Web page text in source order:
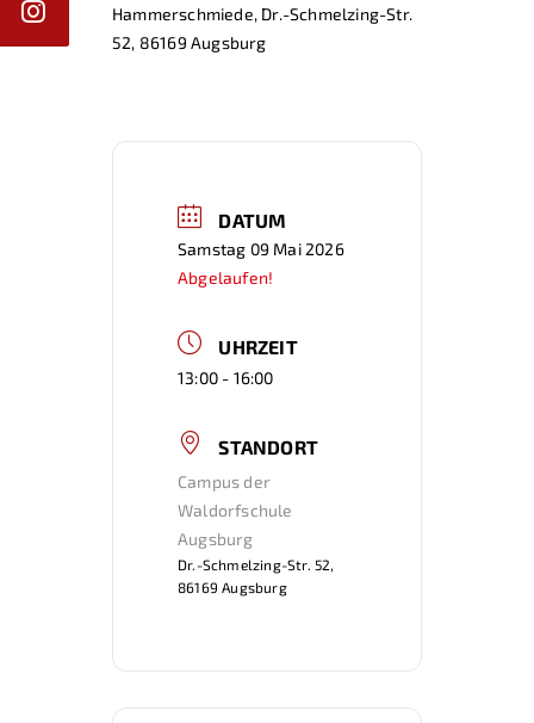
Hammerschmiede, Dr.-Schmelzing-Str.
52, 86169 Augsburg
DATUM
Samstag 09 Mai 2026
Abgelaufen!
UHRZEIT
13:00 - 16:00
STANDORT
Campus der
Waldorfschule
Augsburg
Dr.-Schmelzing-Str. 52,
86169 Augsburg